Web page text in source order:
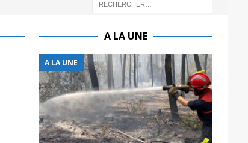
A LA UNE
A LA UNE